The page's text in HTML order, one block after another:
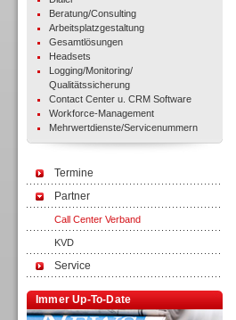
Beratung/Consulting
Arbeitsplatzgestaltung
Gesamtlösungen
Headsets
Logging/Monitoring/
Qualitätssicherung
Contact Center u. CRM Software
Workforce-Management
Mehrwertdienste/Servicenummern
Termine
Partner
Call Center Verband
KVD
Service
Immer Up-To-Date